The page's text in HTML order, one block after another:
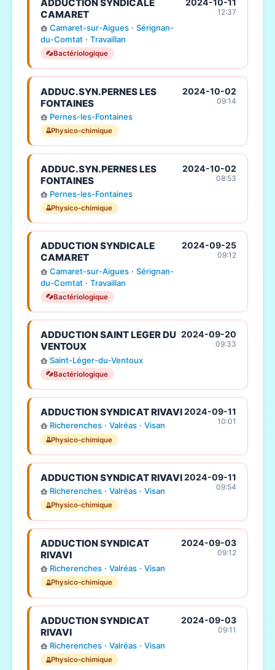
ADDUCTION SYNDICALE
CAMARET
Camaret-sur-Aigues· Sérignan-
du-Comtat· Travaillan
Bactériologique
12:37
ADDUC.SYN.PERNES LES
FONTAINES
Pernes-les-Fontaines
Physico-chimique
2024-10-02
09:14
ADDUC.SYN.PERNES LES
FONTAINES
Pernes-les-Fontaines
Physico-chimique
2024-10-02
08:53
ADDUCTION SYNDICALE
CAMARET
Camaret-sur-Aigues· Sérignan-
du-Comtat· Travaillan
Bactériologique
2024-09-25
09:12
ADDUCTION SAINT LEGER DU
VENTOUX
Saint-Léger-du-Ventoux
Bactériologique
2024-09-20
09:33
ADDUCTION SYNDICAT RIVAVI
Richerenches· Valréas· Visan
Physico-chimique
2024-09-11
10:01
ADDUCTION SYNDICAT RIVAVI
Richerenches· Valréas· Visan
Physico-chimique
2024-09-11
09:54
ADDUCTION SYNDICAT
RIVAVI
Richerenches· Valréas· Visan
Physico-chimique
2024-09-03
09:12
ADDUCTION SYNDICAT
RIVAVI
Richerenches· Valréas· Visan
Physico-chimique
2024-09-03
09:11